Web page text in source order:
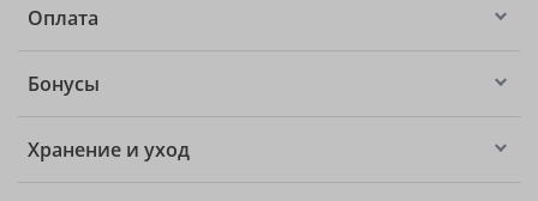
Оплата
Бонусы
Хранение и уход